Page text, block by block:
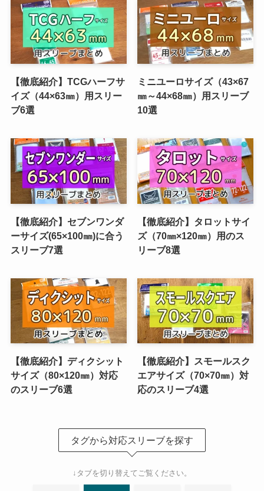
【徹底紹介】TCGハーフサ
イズ（44×63㎜）用スリー
ブ6選
ミニユーロサイズ（43×67
㎜～44×68㎜）用スリーブ
10選
【徹底紹介】セブンワンダ
ーサイズ(65×100㎜)に合う
スリーブ7選
【徹底紹介】タロットサイ
ズ（70㎜×120㎜）用のス
リーブ8選
【徹底紹介】ディクシット
サイズ（80×120㎜）対応
のスリーブ6選
【徹底紹介】スモールスク
エアサイズ（70×70㎜）対
応のスリーブ4選
タグから対応スリーブを探す
↓タブを切り替えてご覧ください。